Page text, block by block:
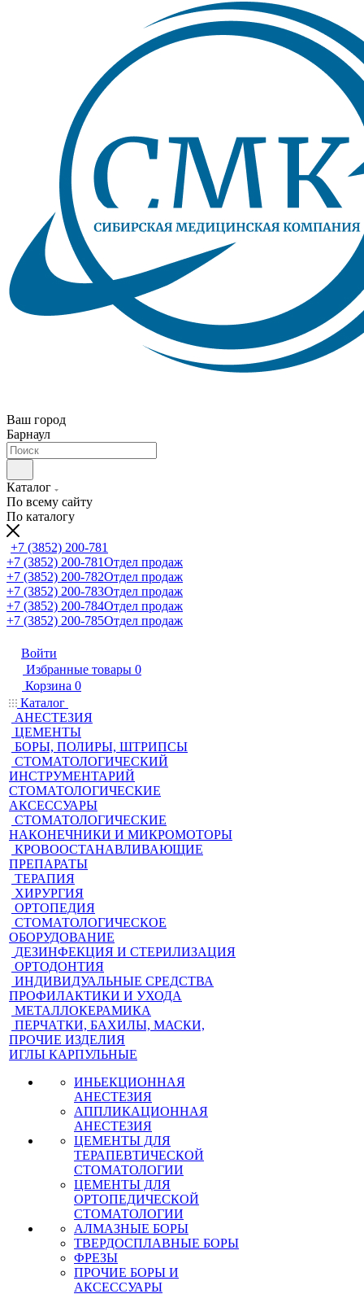
Ваш город
Барнаул
Каталог
По всему сайту
По каталогу
+7 (3852) 200-781
+7 (3852) 200-781Отдел продаж
+7 (3852) 200-782Отдел продаж
+7 (3852) 200-783Отдел продаж
+7 (3852) 200-784Отдел продаж
+7 (3852) 200-785Отдел продаж
Войти
Избранные товары 0
Корзина 0
Каталог
АНЕСТЕЗИЯ
ЦЕМЕНТЫ
БОРЫ, ПОЛИРЫ, ШТРИПСЫ
СТОМАТОЛОГИЧЕСКИЙ
ИНСТРУМЕНТАРИЙ
СТОМАТОЛОГИЧЕСКИЕ
АКСЕССУАРЫ
СТОМАТОЛОГИЧЕСКИЕ
НАКОНЕЧНИКИ И МИКРОМОТОРЫ
КРОВООСТАНАВЛИВАЮЩИЕ
ПРЕПАРАТЫ
ТЕРАПИЯ
ХИРУРГИЯ
ОРТОПЕДИЯ
СТОМАТОЛОГИЧЕСКОЕ
ОБОРУДОВАНИЕ
ДЕЗИНФЕКЦИЯ И СТЕРИЛИЗАЦИЯ
ОРТОДОНТИЯ
ИНДИВИДУАЛЬНЫЕ СРЕДСТВА
ПРОФИЛАКТИКИ И УХОДА
МЕТАЛЛОКЕРАМИКА
ПЕРЧАТКИ, БАХИЛЫ, МАСКИ,
ПРОЧИЕ ИЗДЕЛИЯ
ИГЛЫ КАРПУЛЬНЫЕ
ИНЬЕКЦИОННАЯ
АНЕСТЕЗИЯ
АППЛИКАЦИОННАЯ
АНЕСТЕЗИЯ
ЦЕМЕНТЫ ДЛЯ
ТЕРАПЕВТИЧЕСКОЙ
СТОМАТОЛОГИИ
ЦЕМЕНТЫ ДЛЯ
ОРТОПЕДИЧЕСКОЙ
СТОМАТОЛОГИИ
АЛМАЗНЫЕ БОРЫ
ТВЕРДОСПЛАВНЫЕ БОРЫ
ФРЕЗЫ
ПРОЧИЕ БОРЫ И
АКСЕССУАРЫ